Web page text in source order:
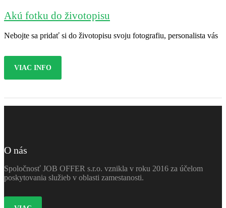
Akú fotku do životopisu
Nebojte sa pridať si do životopisu svoju fotografiu, personalista vás
VIAC INFO
O nás
Spoločnosť JOB OFFER s.r.o. vznikla v roku 2016 za účelom
poskytovania služieb v oblasti zamestanosti.